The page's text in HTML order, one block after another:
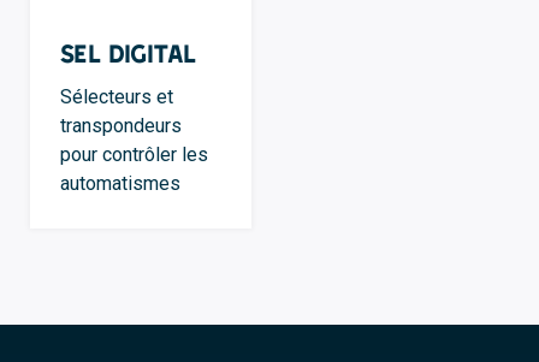
SEL Digital
Sélecteurs et
transpondeurs
pour contrôler les
automatismes